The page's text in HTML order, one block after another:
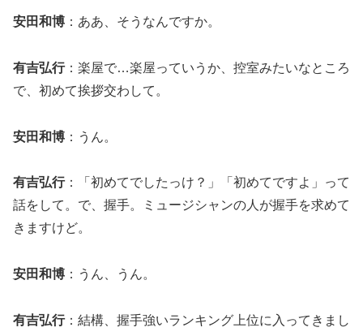
安田和博 ：ああ、そうなんですか。
有吉弘行：楽屋で…楽屋っていうか、控室みたいなところ
で、初めて挨拶交わして。
安田和博 ：うん。
有吉弘行：「初めてでしたっけ？」「初めてですよ」って
話をして。で、握手。ミュージシャンの人が握手を求めて
きますけど。
安田和博 ：うん、うん。
有吉弘行：結構、握手強いランキング上位に入ってきまし